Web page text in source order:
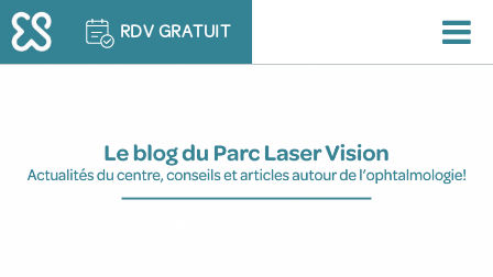
RDV GRATUIT